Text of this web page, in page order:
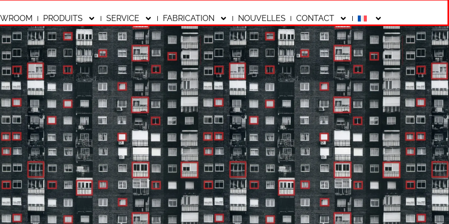
PRODUITS SERVICE FABRICATION NOUVELLES CONTACT